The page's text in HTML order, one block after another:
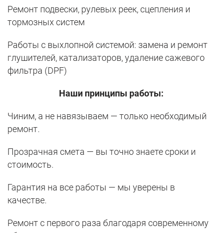
Ремонт подвески, рулевых реек, сцепления и
тормозных систем
Работы с выхлопной системой: замена и ремонт
глушителей, катализаторов, удаление сажевого
фильтра (DPF)
Наши принципы работы:
Чиним, а не навязываем — только необходимый
ремонт.
Прозрачная смета — вы точно знаете сроки и
стоимость.
Гарантия на все работы — мы уверены в
качестве.
Ремонт с первого раза благодаря современному